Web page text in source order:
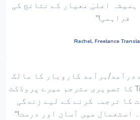
ہمیشہ اعلیٰ معیار کے نتائج کی
فراہمی!"
درآمد/برآمد کاروبار کا مالک
ہوں، اور TranslatePic کا تصویری مترجم میرے پروڈکٹ
کا ترجمہ کرنے کے لیے زندگی
استعمال میں آسان اور درست!"